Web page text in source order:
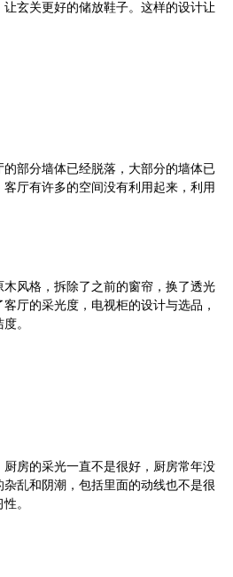
玄关更好的储放鞋子。这样的设计让
的部分墙体已经脱落，大部分的墙体已
厅有许多的空间没有利用起来，利用
风格，拆除了之前的窗帘，换了透光
厅的采光度，电视柜的设计与选品，
。
厨房的采光一直不是很好，厨房常年没
乱和阴潮，包括里面的动线也不是很
。